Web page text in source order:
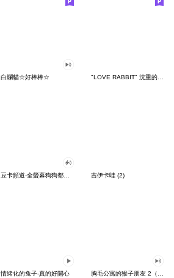
白爛貓☆好棒棒☆ "LOVE RABBIT" 沈重的愛 台灣版
吉伊卡哇 (2)
情緒化的兔子-真的好開心 胸毛公寓的猴子朋友 2（有聲動態）